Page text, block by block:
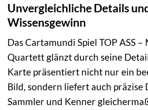
Unvergleichliche Details
Wissensgewinn
Das Cartamundi Spiel TOP ASS
Quartett glänzt durch seine
Karte präsentiert nicht nur ein
Bild, sondern liefert auch präzise
Sammler und Kenner